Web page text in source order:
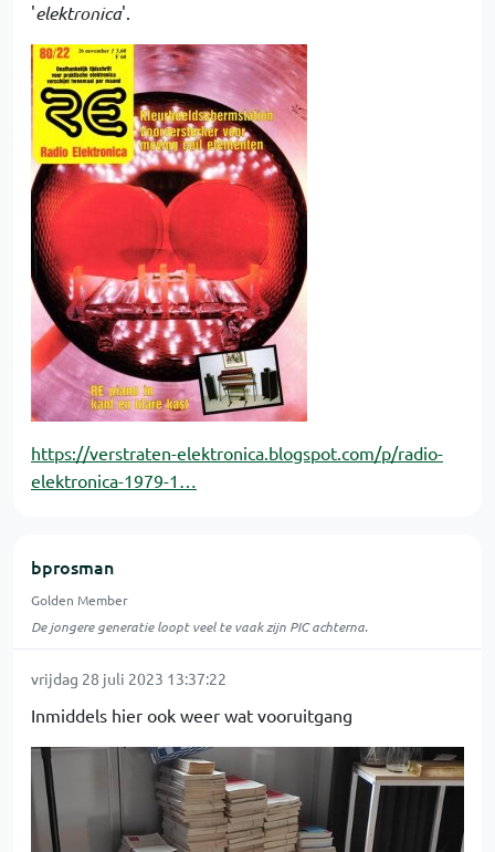
'elektronica'.
https://verstraten-elektronica.blogspot.com/p/radio-
elektronica-1979-1…
bprosman
Golden Member
De jongere generatie loopt veel te vaak zijn PIC achterna.
vrijdag 28 juli 2023 13:37:22
Inmiddels hier ook weer wat vooruitgang